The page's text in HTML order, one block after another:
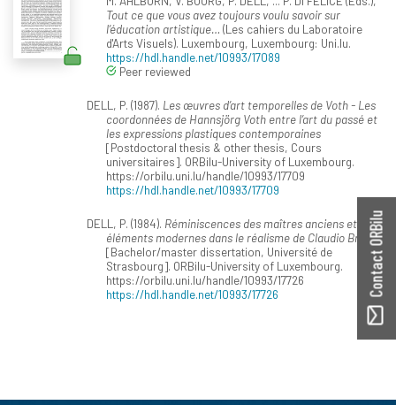
Tout ce que vous avez toujours voulu savoir sur
l’éducation artistique… (Les cahiers du Laboratoire
d'Arts Visuels). Luxembourg, Luxembourg: Uni.lu.
https://hdl.handle.net/10993/17089
Peer reviewed
DELL, P. (1987). Les œuvres d’art temporelles de Voth - Les
coordonnées de Hannsjörg Voth entre l’art du passé et
les expressions plastiques contemporaines
[Postdoctoral thesis & other thesis, Cours
universitaires]. ORBilu-University of Luxembourg.
https://orbilu.uni.lu/handle/10993/17709
https://hdl.handle.net/10993/17709
DELL, P. (1984). Réminiscences des maîtres anciens et
éléments modernes dans le réalisme de Claudio Bravo
[Bachelor/master dissertation, Université de
Strasbourg]. ORBilu-University of Luxembourg.
https://orbilu.uni.lu/handle/10993/17726
https://hdl.handle.net/10993/17726
Contact ORBilu